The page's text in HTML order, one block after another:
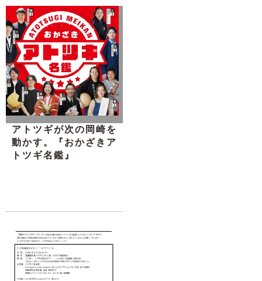
アトツギが次の岡崎を
動かす。『おかざきア
トツギ名鑑』